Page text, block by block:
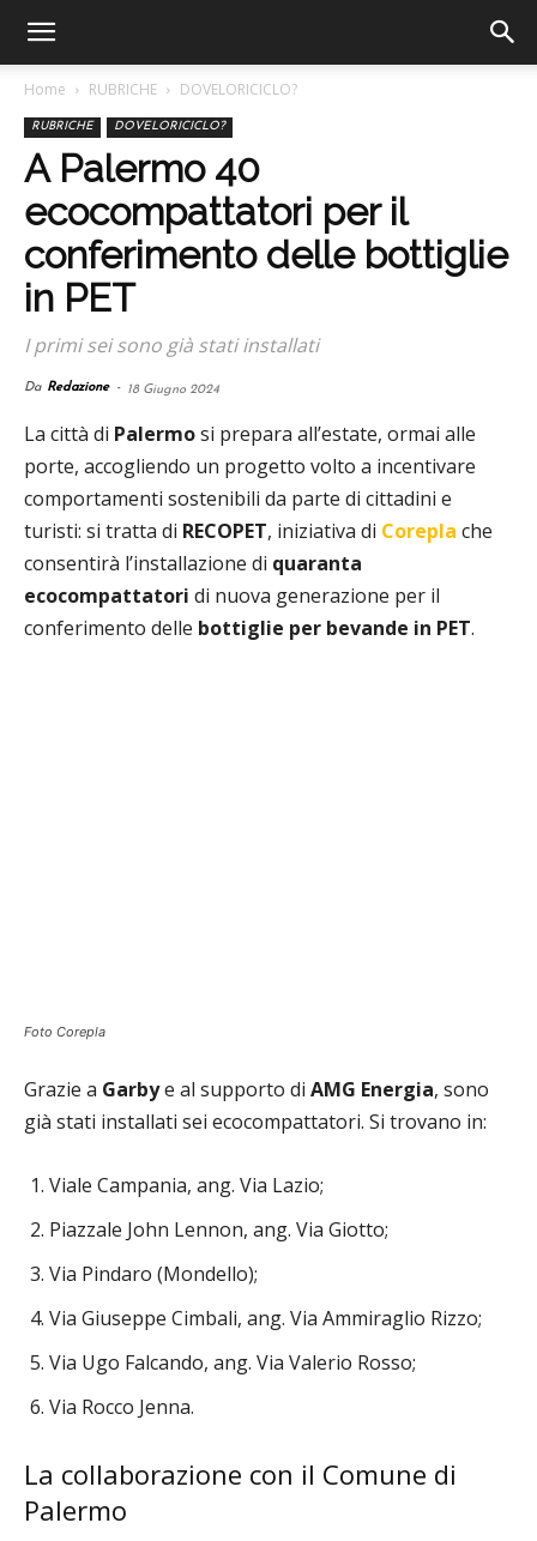
Home RUBRICHE DOVELORICICLO?
RUBRICHE DOVELORICICLO?
A Palermo 40
ecocompattatori per il
conferimento delle bottiglie
in PET
I primi sei sono già stati installati
Da Redazione - 18 Giugno 2024
La città di Palermosi prepara all’estate, ormai alle
porte, accogliendo un progetto volto a incentivare
comportamenti sostenibili da parte di cittadini e
turisti: si tratta di RECOPET, iniziativa di Corepla che
consentirà l’installazione di quaranta
ecocompattatori di nuova generazione per il
conferimento delle bottiglie per bevande in PET.
Foto Corepla
Grazie a Garbye al supporto di AMG Energia, sono
già stati installati sei ecocompattatori. Si trovano in:
Viale Campania, ang. Via Lazio;
Piazzale John Lennon, ang. Via Giotto;
Via Pindaro (Mondello);
Via Giuseppe Cimbali, ang. Via Ammiraglio Rizzo;
Via Ugo Falcando, ang. Via Valerio Rosso;
Via Rocco Jenna.
La collaborazione con il Comune di
Palermo